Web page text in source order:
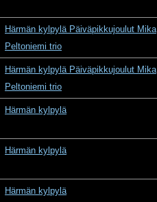
Härmän kylpylä Päiväpikkujoulut Mika
Peltoniemi trio
Härmän kylpylä Päiväpikkujoulut Mika
Peltoniemi trio
Härmän kylpylä
Härmän kylpylä
Härmän kylpylä